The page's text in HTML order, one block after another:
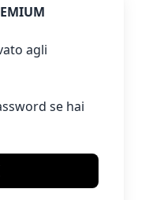
agli
se hai